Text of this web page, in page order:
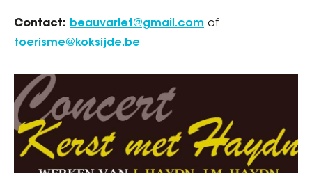
Contact: beauvarlet@gmail.com of
toerisme@koksijde.be